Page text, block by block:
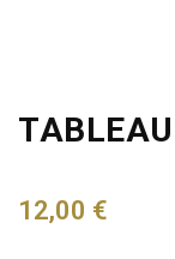
12,00 €